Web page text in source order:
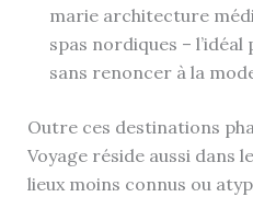
marie architecture
spas nordiques –
sans renoncer à la
Outre ces destinations
Voyage réside aussi dans
lieux moins connus ou